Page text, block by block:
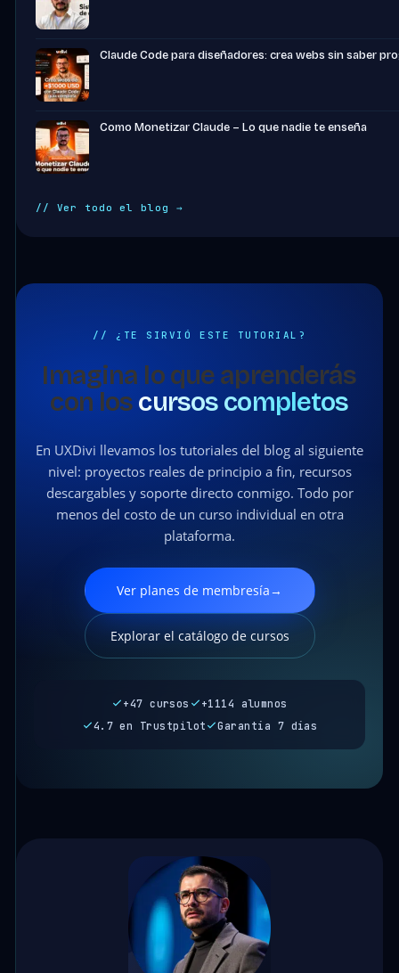
Claude Code para diseñadores: crea webs sin saber
Como Monetizar Claude – Lo que nadie te enseña
// Ver todo el blog →
// ¿TE SIRVIÓ ESTE TUTORIAL?
Imagina lo que aprenderás
con los cursos completos
En UXDivi llevamos los tutoriales del blog al siguiente
nivel: proyectos reales de principio a fin, recursos
descargables y soporte directo conmigo. Todo por
menos del costo de un curso individual en otra
plataforma.
Ver planes de membresía→
Explorar el catálogo de cursos
+47 cursos
+1114 alumnos
4.7 en Trustpilot
Garantía 7 días